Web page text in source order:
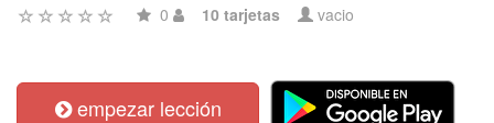
0 10 tarjetas vacio
empezar lección